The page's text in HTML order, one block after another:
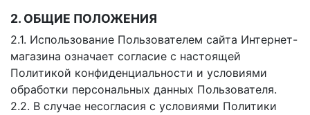
2. ОБЩИЕ ПОЛОЖЕНИЯ
2.1. Использование Пользователем сайта Интернет-
магазина означает согласие с настоящей
Политикой конфиденциальности и условиями
обработки персональных данных Пользователя.
2.2. В случае несогласия с условиями Политики